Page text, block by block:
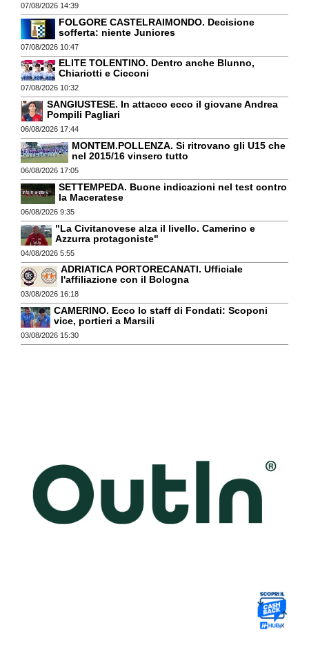
07/08/2026 14:39
FOLGORE CASTELRAIMONDO. Decisione
sofferta: niente Juniores
07/08/2026 10:47
ELITE TOLENTINO. Dentro anche Blunno,
Chiariotti e Cicconi
07/08/2026 10:32
SANGIUSTESE. In attacco ecco il giovane Andrea
Pompili Pagliari
06/08/2026 17:44
MONTEM.POLLENZA. Si ritrovano gli U15 che
nel 2015/16 vinsero tutto
06/08/2026 17:05
SETTEMPEDA. Buone indicazioni nel test contro
la Maceratese
06/08/2026 9:35
"La Civitanovese alza il livello. Camerino e
Azzurra protagoniste"
04/08/2026 5:55
ADRIATICA PORTORECANATI. Ufficiale
l'affiliazione con il Bologna
03/08/2026 16:18
CAMERINO. Ecco lo staff di Fondati: Scoponi
vice, portieri a Marsili
03/08/2026 15:30